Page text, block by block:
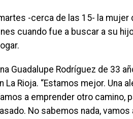
-cerca de las 15- la mujer
cuando fue a buscar a su
Guadalupe Rodríguez de 33
La Rioja. “Estamos mejor. Una
a emprender otro camino,
No sabemos nada, vamos